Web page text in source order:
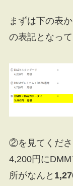
まずは下の表
の表記となって
②を見てくださ
4,200円に
所がなんと